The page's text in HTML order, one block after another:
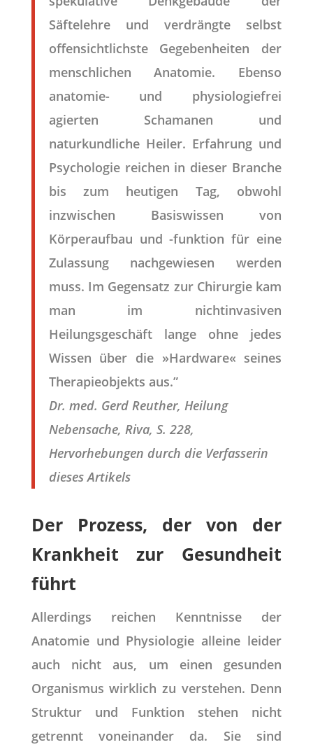
Säftelehre und verdrängte selbst
offensichtlichste Gegebenheiten der
menschlichen Anatomie. Ebenso
anatomie- und physiologiefrei
agierten Schamanen und
naturkundliche Heiler. Erfahrung und
Psychologie reichen in dieser Branche
bis zum heutigen Tag, obwohl
inzwischen Basiswissen von
Körperaufbau und -funktion für eine
Zulassung nachgewiesen werden
muss. Im Gegensatz zur Chirurgie kam
man im nichtinvasiven
Heilungsgeschäft lange ohne jedes
Wissen über die »Hardware« seines
Therapieobjekts aus.”
Dr. med. Gerd Reuther, Heilung
Nebensache, Riva, S. 228,
Hervorhebungen durch die Verfasserin
dieses Artikels
Der Prozess, der von der
Krankheit zur Gesundheit
führt
Allerdings reichen Kenntnisse der
Anatomie und Physiologie alleine leider
auch nicht aus, um einen gesunden
Organismus wirklich zu verstehen. Denn
Struktur und Funktion stehen nicht
getrennt voneinander da. Sie sind